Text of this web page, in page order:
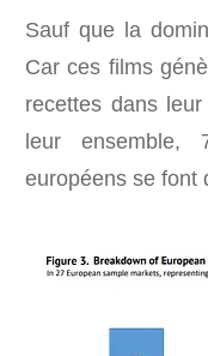
Sauf que la
Car ces films
recettes dans
leur ensemble,
européens se font